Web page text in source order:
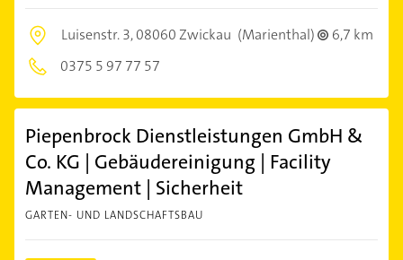
Luisenstr. 3,08060 Zwickau (Marienthal)
6,7 km
0375 5 97 77 57
Piepenbrock Dienstleistungen GmbH &
Co. KG | Gebäudereinigung | Facility
Management | Sicherheit
GARTEN- UND LANDSCHAFTSBAU